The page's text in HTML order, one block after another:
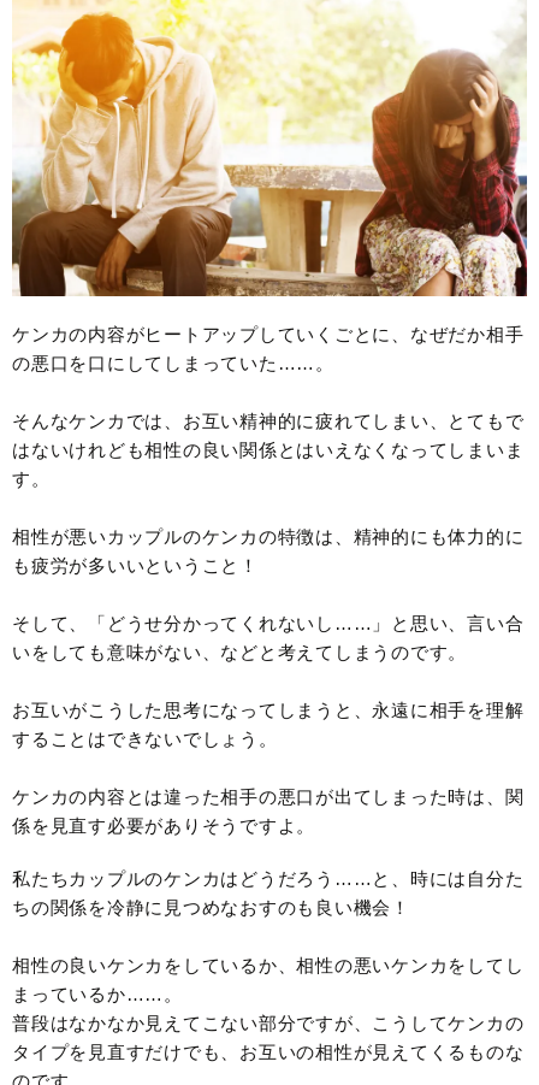
ケンカの内容がヒートアップしていくごとに、なぜだか相手
の悪口を口にしてしまっていた……。
そんなケンカでは、お互い精神的に疲れてしまい、とてもで
はないけれども相性の良い関係とはいえなくなってしまいま
す。
相性が悪いカップルのケンカの特徴は、精神的にも体力的に
も疲労が多いいということ！
そして、「どうせ分かってくれないし……」と思い、言い合
いをしても意味がない、などと考えてしまうのです。
お互いがこうした思考になってしまうと、永遠に相手を理解
することはできないでしょう。
ケンカの内容とは違った相手の悪口が出てしまった時は、関
係を見直す必要がありそうですよ。
私たちカップルのケンカはどうだろう……と、時には自分た
ちの関係を冷静に見つめなおすのも良い機会！
相性の良いケンカをしているか、相性の悪いケンカをしてし
まっているか……。
普段はなかなか見えてこない部分ですが、こうしてケンカの
タイプを見直すだけでも、お互いの相性が見えてくるものな
のです。